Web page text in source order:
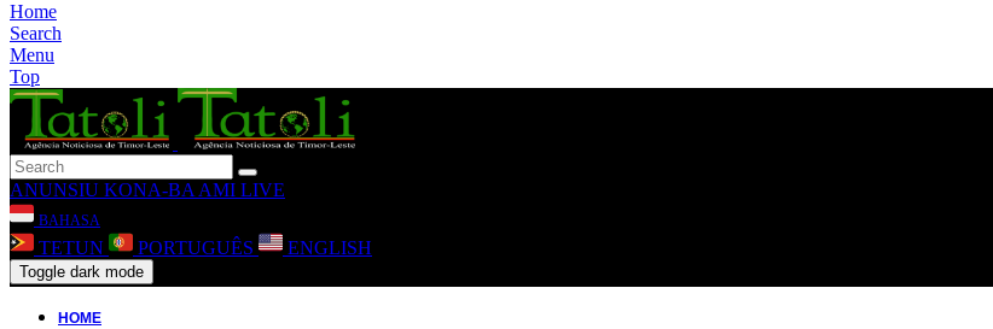
Home
Search
Menu
Top
ANUNSIU KONA-BA AMI LIVE
BAHASA
TETUN PORTUGUÊS ENGLISH
Toggle dark mode
HOME